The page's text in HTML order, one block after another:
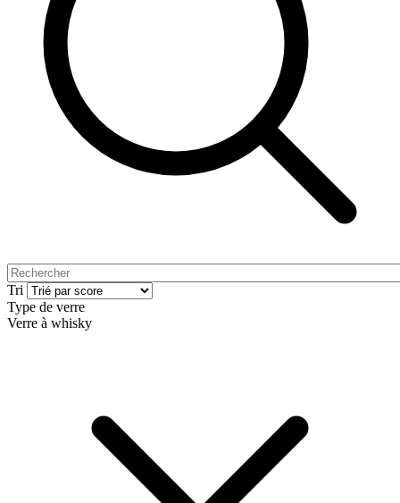
Tri
Type de verre
Verre à whisky